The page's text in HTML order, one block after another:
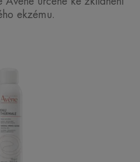
ekzému.